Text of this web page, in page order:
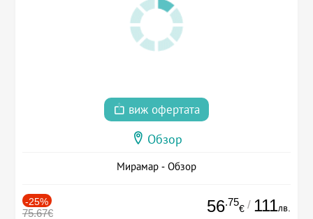
виж офертата
Обзор
Мирамар - Обзор
-25%
75.67€ 56.75
€ / 111лв.